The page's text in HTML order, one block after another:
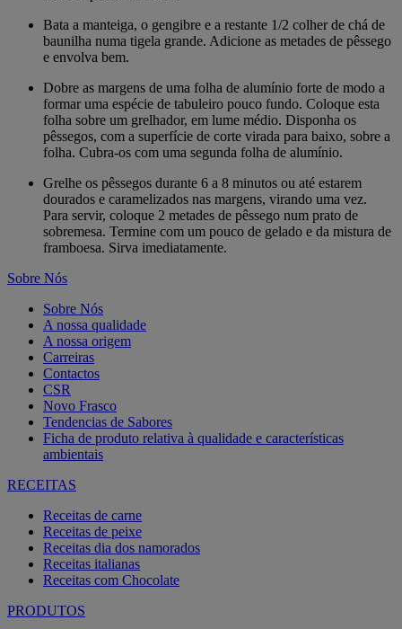
Bata a manteiga, o gengibre e a restante 1/2 colher de chá de
baunilha numa tigela grande. Adicione as metades de pêssego
e envolva bem.
Dobre as margens de uma folha de alumínio forte de modo a
formar uma espécie de tabuleiro pouco fundo. Coloque esta
folha sobre um grelhador, em lume médio. Disponha os
pêssegos, com a superfície de corte virada para baixo, sobre a
folha. Cubra-os com uma segunda folha de alumínio.
Grelhe os pêssegos durante 6 a 8 minutos ou até estarem
dourados e caramelizados nas margens, virando uma vez.
Para servir, coloque 2 metades de pêssego num prato de
sobremesa. Termine com um pouco de gelado e da mistura de
framboesa. Sirva imediatamente.
Sobre Nós
Sobre Nós
A nossa qualidade
A nossa origem
Carreiras
Contactos
CSR
Novo Frasco
Tendencias de Sabores
Ficha de produto relativa à qualidade e características
ambientais
RECEITAS
Receitas de carne
Receitas de peixe
Receitas dia dos namorados
Receitas italianas
Receitas com Chocolate
PRODUTOS